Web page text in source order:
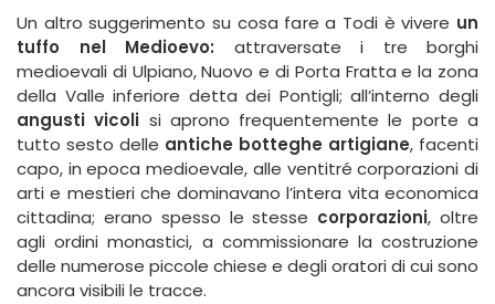
Un altro suggerimento su cosa fare a Todi è vivere un
tuffo nel Medioevo: attraversate i tre borghi
medioevali di Ulpiano, Nuovo e di Porta Fratta e la zona
della Valle inferiore detta dei Pontigli; all’interno degli
angusti vicoli si aprono frequentemente le porte a
tutto sesto delle antiche botteghe artigiane, facenti
capo, in epoca medioevale, alle ventitré corporazioni di
arti e mestieri che dominavano l’intera vita economica
cittadina; erano spesso le stesse corporazioni, oltre
agli ordini monastici, a commissionare la costruzione
delle numerose piccole chiese e degli oratori di cui sono
ancora visibili le tracce.